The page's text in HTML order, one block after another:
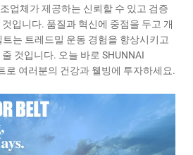
업체가 제공하는 신뢰할 수 있고 검증
입니다. 품질과 혁신에 중점을 두고 개
트는 트레드밀 운동 경험을 향상시키고
것입니다. 오늘 바로 SHUNNAI
로 여러분의 건강과 웰빙에 투자하세요.